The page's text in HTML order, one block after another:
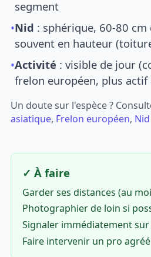
segment
•Nid : sphérique, 60-80
souvent en hauteur
•Activité : visible de jour
frelon européen, plus actif
Un doute sur l'espèce ?
asiatique, Frelon européen,
✓ À faire
Garder ses distances (au
Photographier de loin si
Signaler immédiatement sur
Faire intervenir un pro agréé